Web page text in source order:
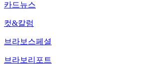
카드뉴스
컷&칼럼
브라보스페셜
브라보리포트